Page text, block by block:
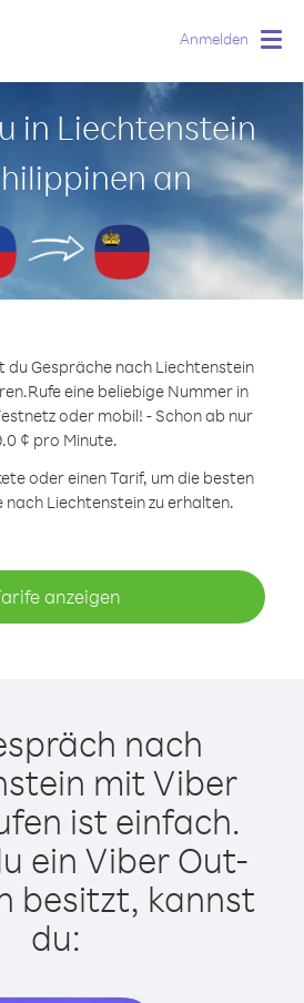
Anmelden
in Liechtenstein
an
du Gespräche nach Liechtenstein
Rufe eine beliebige Nummer in
oder mobil! - Schon ab nur
¢ pro Minute.
oder einen Tarif, um die besten
Liechtenstein zu erhalten.
anzeigen
nach
mit Viber
ist einfach.
ein Viber Out-
besitzt, kannst
du: